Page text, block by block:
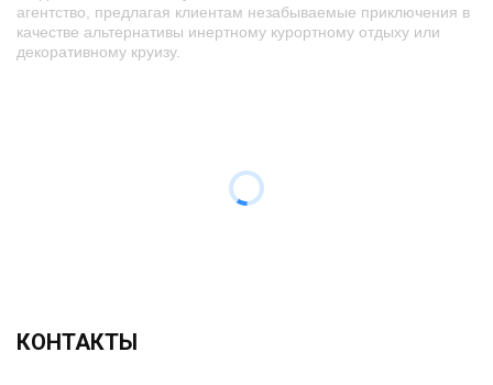
агентство, предлагая клиентам незабываемые приключения в
качестве альтернативы инертному курортному отдыху или
декоративному круизу.
КОНТАКТЫ